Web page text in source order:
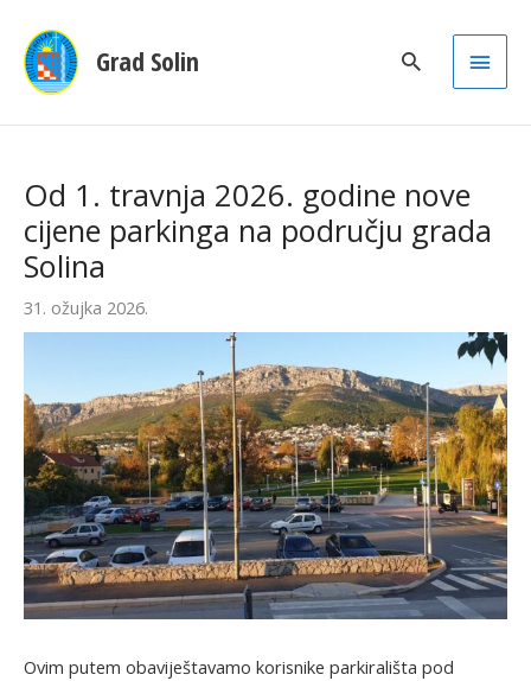
Grad Solin
Main
Od 1. travnja 2026. godine nove
cijene parkinga na području grada
Solina
31. ožujka 2026.
Ovim putem obaviještavamo korisnike parkirališta pod